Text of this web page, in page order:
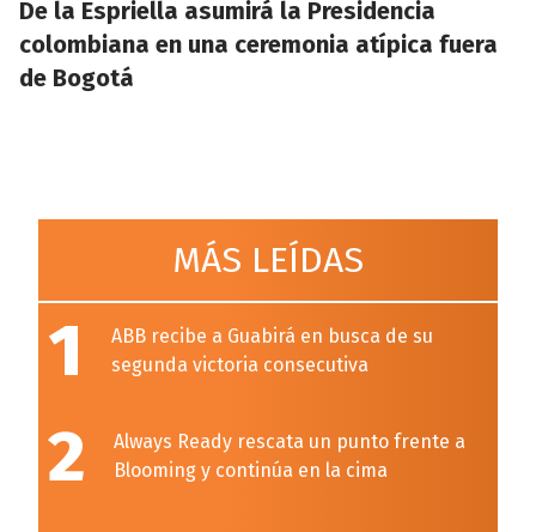
De la Espriella asumirá la Presidencia
colombiana en una ceremonia atípica fuera
de Bogotá
MÁS LEÍDAS
1
ABB recibe a Guabirá en busca de su
segunda victoria consecutiva
2
Always Ready rescata un punto frente a
Blooming y continúa en la cima